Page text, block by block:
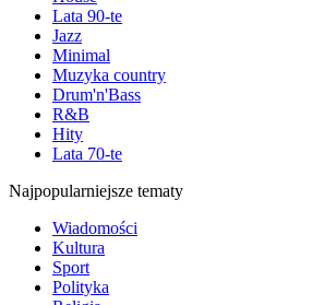
Lata 90-te
Jazz
Minimal
Muzyka country
Drum'n'Bass
R&B
Hity
Lata 70-te
Najpopularniejsze tematy
Wiadomości
Kultura
Sport
Polityka